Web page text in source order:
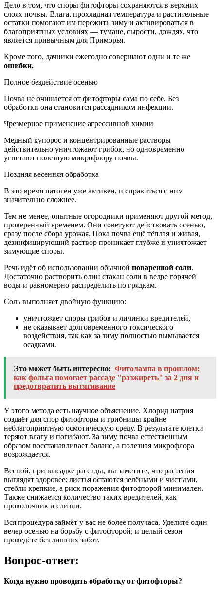
Дело в том, что споры фитофторы сохраняются в верхних
слоях почвы. Влага, прохладная температура и растительные
остатки помогают им пережить зиму и активироваться в
благоприятных условиях — тумане, сырости, дождях, что
является привычным для Приморья.
Кроме того, дачники ежегодно совершают одни и те же
ошибки.
Полное бездействие осенью
Почва не очищается от фитофторы сама по себе. Без
обработки она становится рассадником инфекции.
Чрезмерное применение агрессивной химии
Медный купорос и концентрированные растворы
действительно уничтожают грибок, но одновременно
угнетают полезную микрофлору почвы.
Поздняя весенняя обработка
В это время патоген уже активен, и справиться с ним
значительно сложнее.
Тем не менее, опытные огородники применяют другой метод,
проверенный временем. Они советуют действовать осенью,
сразу после сбора урожая. Пока почва ещё тёплая и живая,
дезинфицирующий раствор проникает глубже и уничтожает
зимующие споры.
Речь идёт об использовании обычной поваренной соли.
Достаточно растворить один стакан соли в ведре горячей
воды и равномерно распределить по грядкам.
Соль выполняет двойную функцию:
уничтожает споры грибов и личинки вредителей,
не оказывает долговременного токсического
воздействия, так как за зиму полностью вымывается
осадками.
Это может быть интересно: Фитолампа в прошлом:
как фольга помогает рассаде "разжиреть" за 2 дня и
предотвратить вытягивание
У этого метода есть научное объяснение. Хлорид натрия
создаёт для спор фитофторы и грибницы крайне
неблагоприятную осмотическую среду. В результате клетки
теряют влагу и погибают. За зиму почва естественным
образом восстанавливает баланс, а полезная микрофлора
возрождается.
Весной, при высадке рассады, вы заметите, что растения
выглядят здоровее: листья остаются зелёными и чистыми,
стебли крепкие, а риск поражения фитофторой минимален.
Также снижается количество таких вредителей, как
проволочник и слизни.
Вся процедура займёт у вас не более получаса. Уделите один
вечер осенью на борьбу с фитофторой, и целый сезон
проведёте без лишних забот.
Вопрос-ответ:
Когда нужно проводить обработку от фитофторы?